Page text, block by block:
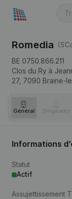
Romedia
BE 0750.866.211
Clos du Ry à
27, 7090 Braine-
Général Dirigeants
Informations
Statut
Actif
Assujettissement